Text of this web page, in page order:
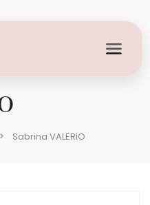
Sabrina VALERIO